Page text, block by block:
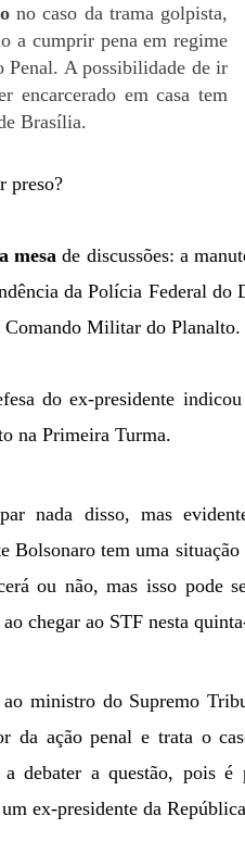
no caso da trama golpista,
a cumprir pena em regime
Penal. A possibilidade de ir
encarcerado em casa tem
Brasília.
preso?
mesade discussões: a
da Polícia Federal
Comando Militar do Planalto.
do ex-presidente
na Primeira Turma.
nada disso, mas
Bolsonaro tem uma
ou não, mas isso pode
chegar ao STF nesta
ao ministro do Supremo
da ação penal e trata o
debater a questão, pois
ex-presidente da